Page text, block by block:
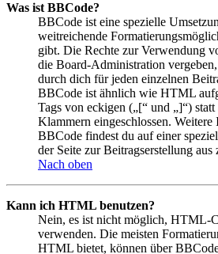
Was ist BBCode?
BBCode ist eine spezielle
weitreichende
gibt. Die Rechte zur Verwendung
die Board-Administration
durch dich für jeden einzelnen
BBCode ist ähnlich wie HTML
Tags von eckigen („[“ und „]“)
Klammern eingeschlossen. Weitere
BBCode findest du auf einer
der Seite zur Beitragserstellung aus
Nach oben
Kann ich HTML benutzen?
Nein, es ist nicht möglich, HTML-
verwenden. Die meisten
HTML bietet, können über